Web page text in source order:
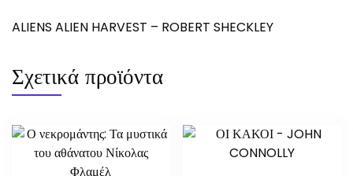
ALIENS ALIEN HARVEST – ROBERT SHECKLEY
Σχετικά προϊόντα